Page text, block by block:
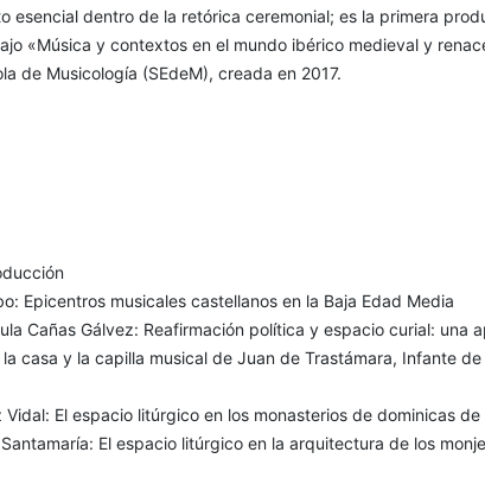
esencial dentro de la retórica ceremonial; es la primera
«Música y contextos en el mundo ibérico medieval y
de Musicología (SEdeM), creada en 2017.
Epicentros musicales castellanos en la Baja Edad Media
Cañas Gálvez: Reafirmación política y espacio curial: una
casa y la capilla musical de Juan de Trastámara, Infante
El espacio litúrgico en los monasterios de dominicas de
El espacio litúrgico en la arquitectura de los